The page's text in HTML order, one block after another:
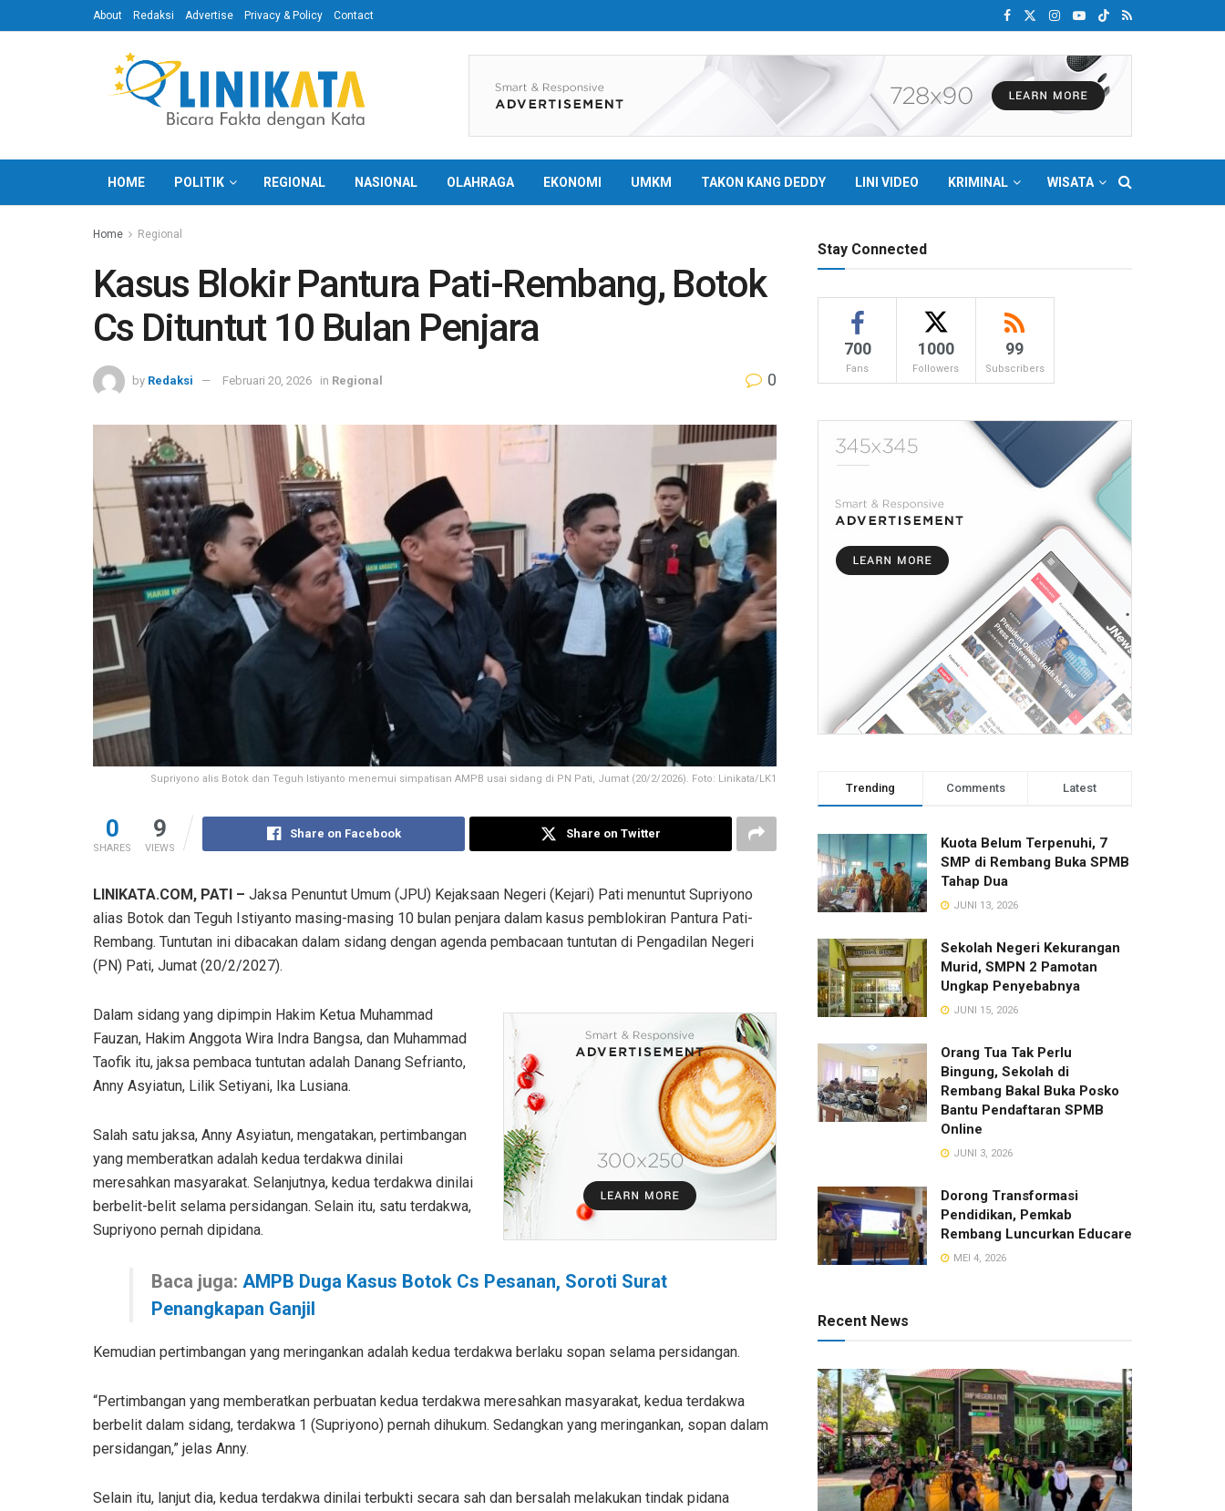
About Redaksi Advertise Privacy & Policy Contact
HOME POLITIK REGIONAL NASIONAL OLAHRAGA EKONOMI UMKM TAKON KANG DEDDY LINI VIDEO KRIMINAL WISATA
Home Regional
Kasus Blokir Pantura Pati-Rembang, Botok
Cs Dituntut 10 Bulan Penjara
by Redaksi Februari 20, 2026 in Regional 0
Supriyono alis Botok dan Teguh Istiyanto menemui simpatisan AMPB usai sidang di PN Pati, Jumat (20/2/2026). Foto: Linikata/LK1
0
SHARES
9
VIEWS
Share on Facebook Share on Twitter
LINIKATA.COM, PATI – Jaksa Penuntut Umum (JPU) Kejaksaan Negeri (Kejari) Pati menuntut Supriyono
alias Botok dan Teguh Istiyanto masing-masing 10 bulan penjara dalam kasus pemblokiran Pantura Pati-
Rembang. Tuntutan ini dibacakan dalam sidang dengan agenda pembacaan tuntutan di Pengadilan Negeri
(PN) Pati, Jumat (20/2/2027).
Dalam sidang yang dipimpin Hakim Ketua Muhammad
Fauzan, Hakim Anggota Wira Indra Bangsa, dan Muhammad
Taofik itu, jaksa pembaca tuntutan adalah Danang Sefrianto,
Anny Asyiatun, Lilik Setiyani, Ika Lusiana.
Salah satu jaksa, Anny Asyiatun, mengatakan, pertimbangan
yang memberatkan adalah kedua terdakwa dinilai
meresahkan masyarakat. Selanjutnya, kedua terdakwa dinilai
berbelit-belit selama persidangan. Selain itu, satu terdakwa,
Supriyono pernah dipidana.
Baca juga: AMPB Duga Kasus Botok Cs Pesanan, Soroti Surat
Penangkapan Ganjil
Kemudian pertimbangan yang meringankan adalah kedua terdakwa berlaku sopan selama persidangan.
“Pertimbangan yang memberatkan perbuatan kedua terdakwa meresahkan masyarakat, kedua terdakwa
berbelit dalam sidang, terdakwa 1 (Supriyono) pernah dihukum. Sedangkan yang meringankan, sopan dalam
persidangan,” jelas Anny.
Selain itu, lanjut dia, kedua terdakwa dinilai terbukti secara sah dan bersalah melakukan tindak pidana
Stay Connected
700
Fans
1000
Followers
99
Subscribers
Trending Comments Latest
Kuota Belum Terpenuhi, 7
SMP di Rembang Buka SPMB
Tahap Dua
JUNI 13, 2026
Sekolah Negeri Kekurangan
Murid, SMPN 2 Pamotan
Ungkap Penyebabnya
JUNI 15, 2026
Orang Tua Tak Perlu
Bingung, Sekolah di
Rembang Bakal Buka Posko
Bantu Pendaftaran SPMB
Online
JUNI 3, 2026
Dorong Transformasi
Pendidikan, Pemkab
Rembang Luncurkan Educare
MEI 4, 2026
Recent News